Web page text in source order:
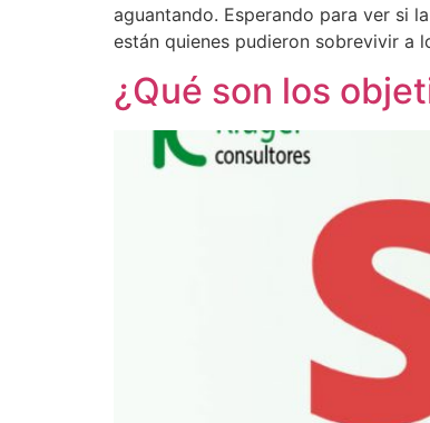
aguantando. Esperando para ver si
están quienes pudieron sobrevivir a
¿Qué son los